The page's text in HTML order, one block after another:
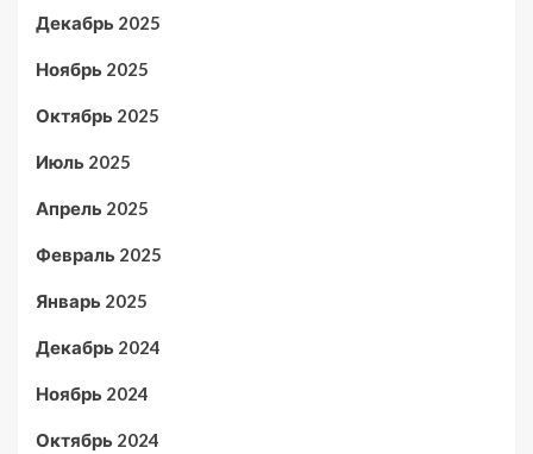
Декабрь 2025
Ноябрь 2025
Октябрь 2025
Июль 2025
Апрель 2025
Февраль 2025
Январь 2025
Декабрь 2024
Ноябрь 2024
Октябрь 2024